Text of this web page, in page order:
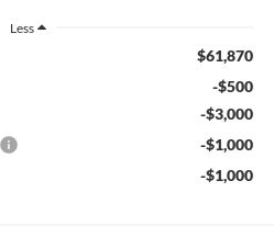
Less
$61,870
-$500
-$3,000
-$1,000
-$1,000